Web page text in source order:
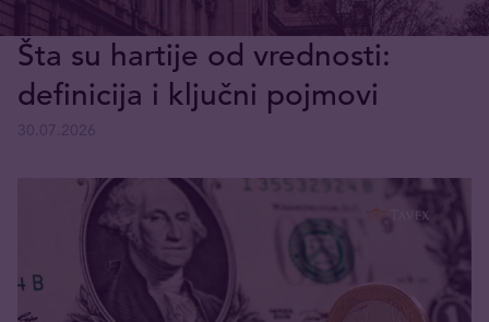
Šta su hartije od vrednosti:
definicija i ključni pojmovi